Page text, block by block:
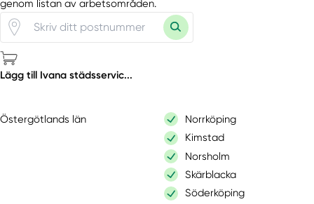
genom listan av arbetsområden.
Lägg till Ivana städsservic...
Östergötlands län
Norrköping
Kimstad
Norsholm
Skärblacka
Söderköping